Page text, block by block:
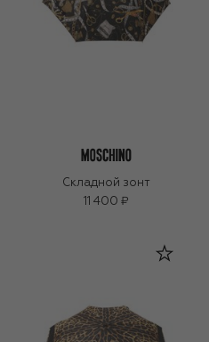
Складной зонт
11 400 ₽